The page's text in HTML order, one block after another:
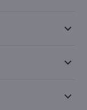
keyboard_arrow_down
keyboard_arrow_down
keyboard_arrow_down